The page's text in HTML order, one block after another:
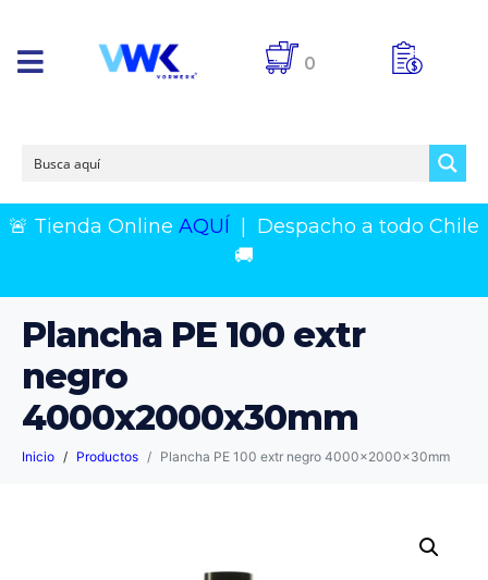
0
🚨 Tienda Online AQUÍ
Despacho a todo Chile
🚚
Plancha PE 100 extr
negro
4000x2000x30mm
Inicio Productos Plancha PE 100 extr negro 4000x2000x30mm